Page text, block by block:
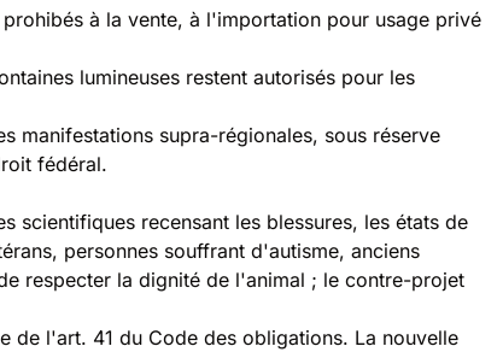
à la vente, à l'importation pour usage privé
lumineuses restent autorisés pour les
manifestations supra-régionales, sous réserve
fédéral.
recensant les blessures, les états de
personnes souffrant d'autisme, anciens
respecter la dignité de l'animal ; le contre-projet
de l'art. 41 du Code des obligations. La nouvelle